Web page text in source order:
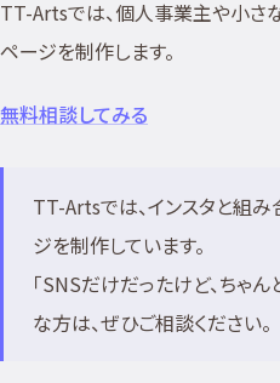
TT-Artsでは、個人事業主や小さ
ページを制作します。
無料相談してみる
TT-Artsでは、インスタと組
ジを制作しています。
「SNSだけだったけど、ちゃ
な方は、ぜひご相談ください。